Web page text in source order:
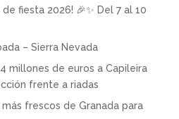
fiesta 2026! 🎉✨ Del 7 al 10
– Sierra Nevada
millones de euros a Capileira
frente a riadas
frescos de Granada para